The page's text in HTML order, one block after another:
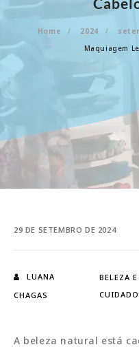
Home 2024
Maquiagem
29 DE SETEMBRO DE 2024
LUANA
CHAGAS
BELEZA
A beleza natural está